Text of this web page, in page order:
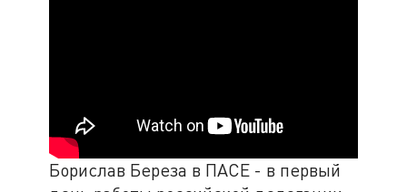
Борислав Береза в ПАСЕ - в первый